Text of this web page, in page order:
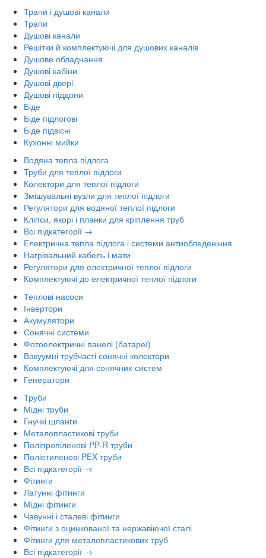
Трапи і душові канали
Трапи
Душові канали
Решітки й комплектуючі для душових каналів
Душове обладнання
Душові кабіни
Душові двері
Душові піддони
Біде
Біде підлогові
Біде підвісні
Кухонні мийки
Водяна тепла підлога
Труби для теплої підлоги
Колектори для теплої підлоги
Змішувальні вузли для теплої підлоги
Регулятори для водяної теплої підлоги
Кліпси, якорі і планки для кріплення труб
Всі підкатегорії →
Електрична тепла підлога і системи антиобледеніння
Нагрівальний кабель і мати
Регулятори для електричної теплої підлоги
Комплектуючі до електричної теплої підлоги
Теплові насоси
Інвертори
Акумулятори
Сонячні системи
Фотоелектричні панелі (батареї)
Вакуумні трубчасті сонячні колектори
Комплектуючі для сонячних систем
Генератори
Труби
Мідні труби
Гнучкі шланги
Металопластикові труби
Поліпропіленові PP-R труби
Поліетиленові PEX труби
Всі підкатегорії →
Фітинги
Латунні фітинги
Мідні фітинги
Чавунні і сталеві фітинги
Фітинги з оцинкованої та нержавіючої сталі
Фітинги для металопластикових труб
Всі підкатегорії →